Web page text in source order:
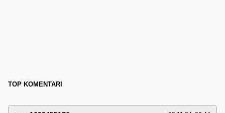
TOP KOMENTARI